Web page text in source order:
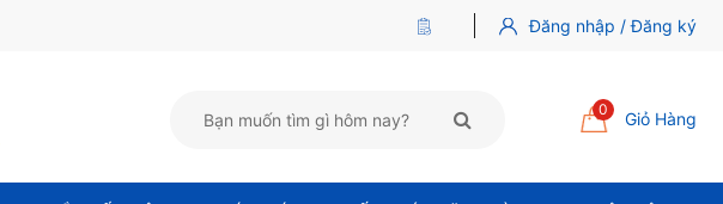
Đăng nhập / Đăng ký
0 Giỏ Hàng